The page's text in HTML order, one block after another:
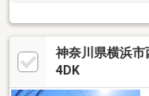
神奈川県横浜市
4DK